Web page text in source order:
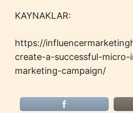
KAYNAKLAR:
https://
create-a-successful-micro-
marketing-campaign/